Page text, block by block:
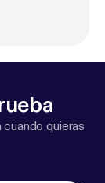
cuando quieras